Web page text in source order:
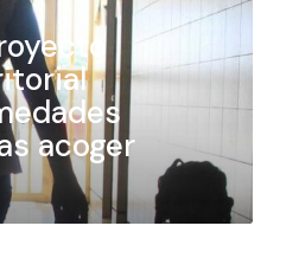
acoger